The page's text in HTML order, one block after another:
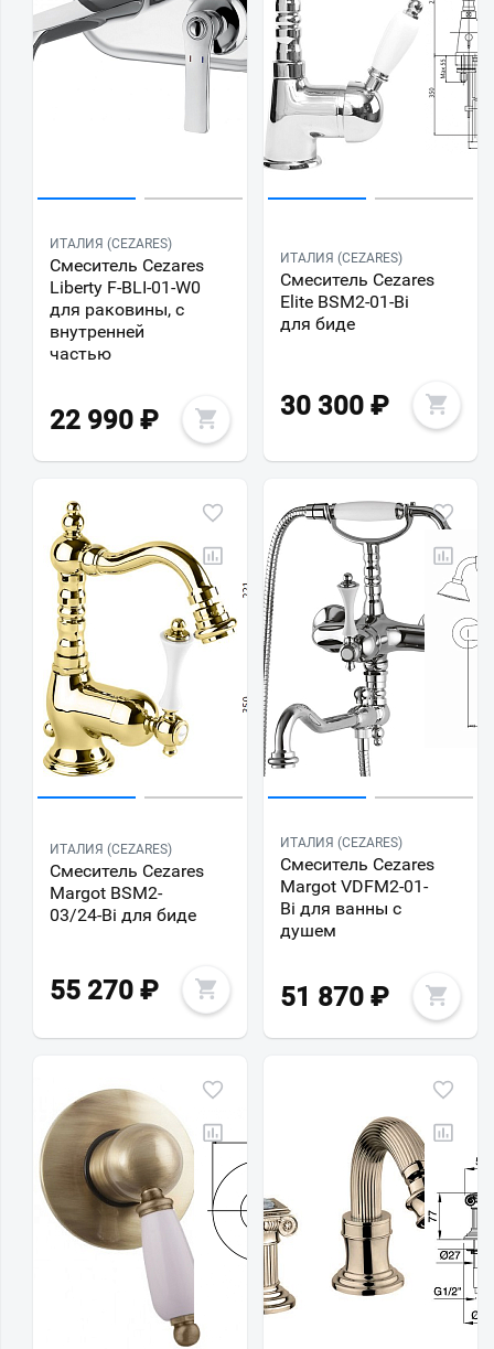
ИТАЛИЯ (CEZARES)
Смеситель Cezares
Liberty F-BLI-01-W0
для раковины, с
внутренней
частью
22 990 ₽
ИТАЛИЯ (CEZARES)
Смеситель Cezares
Elite BSM2-01-Bi
для биде
30 300 ₽
ИТАЛИЯ (CEZARES)
Смеситель Cezares
Margot BSM2-
03/24-Bi для биде
55 270 ₽
ИТАЛИЯ (CEZARES)
Смеситель Cezares
Margot VDFM2-01-
Bi для ванны с
душем
51 870 ₽